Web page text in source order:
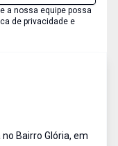
a nossa equipe possa
de privacidade e
Bairro Glória, em